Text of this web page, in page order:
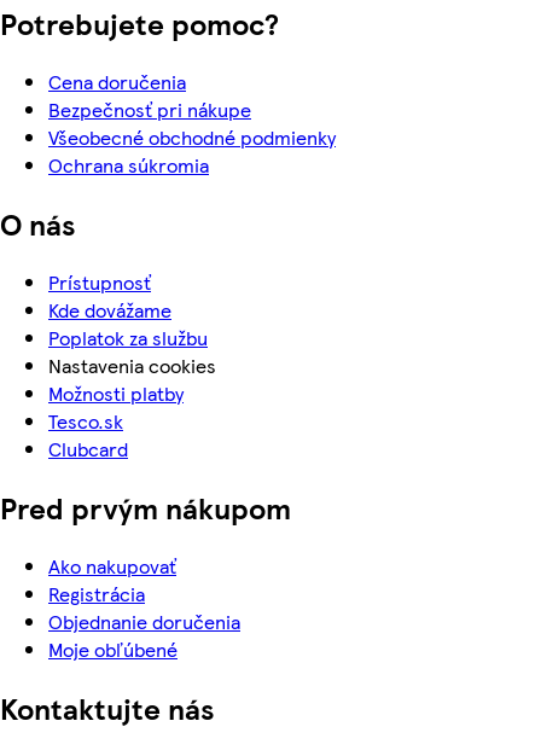
Potrebujete pomoc?
Cena doručenia
Bezpečnosť pri nákupe
Všeobecné obchodné podmienky
Ochrana súkromia
O nás
Prístupnosť
Kde dovážame
Poplatok za službu
Nastavenia cookies
Možnosti platby
Tesco.sk
Clubcard
Pred prvým nákupom
Ako nakupovať
Registrácia
Objednanie doručenia
Moje obľúbené
Kontaktujte nás